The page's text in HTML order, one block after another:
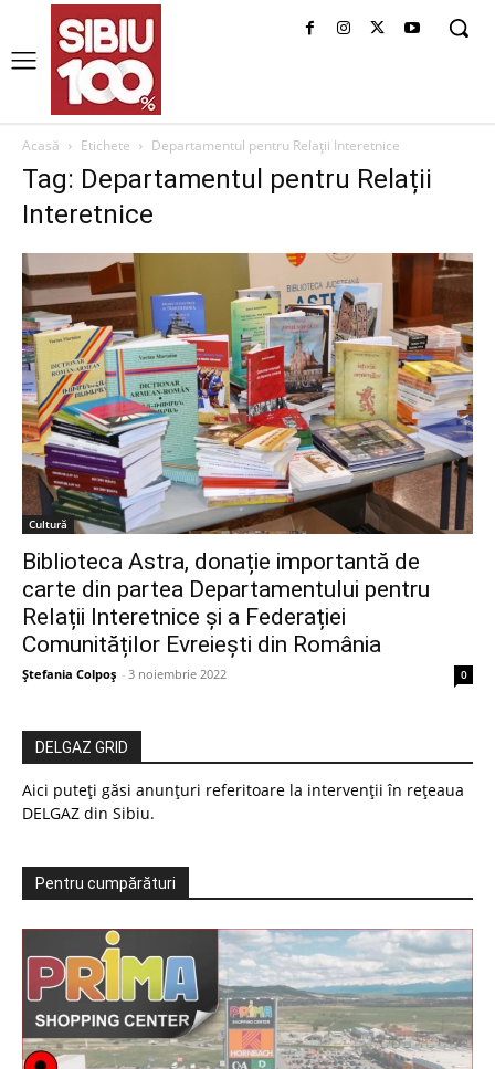
Acasă Etichete Departamentul pentru Relații Interetnice
Tag: Departamentul pentru Relații
Interetnice
Cultură
Biblioteca Astra, donație importantă de
carte din partea Departamentului pentru
Relații Interetnice și a Federației
Comunităților Evreiești din România
Ștefania Colpoș - 3 noiembrie 2022 0
DELGAZ GRID
Aici puteți găsi anunțuri referitoare la intervenții în rețeaua
DELGAZ din Sibiu.
Pentru cumpărături